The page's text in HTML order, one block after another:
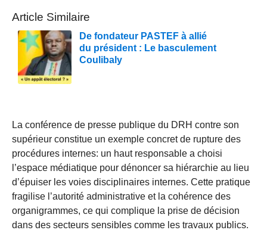
Article Similaire
De fondateur PASTEF à allié
du président : Le basculement
Coulibaly
La conférence de presse publique du DRH contre son
supérieur constitue un exemple concret de rupture des
procédures internes: un haut responsable a choisi
l’espace médiatique pour dénoncer sa hiérarchie au lieu
d’épuiser les voies disciplinaires internes. Cette pratique
fragilise l’autorité administrative et la cohérence des
organigrammes, ce qui complique la prise de décision
dans des secteurs sensibles comme les travaux publics.